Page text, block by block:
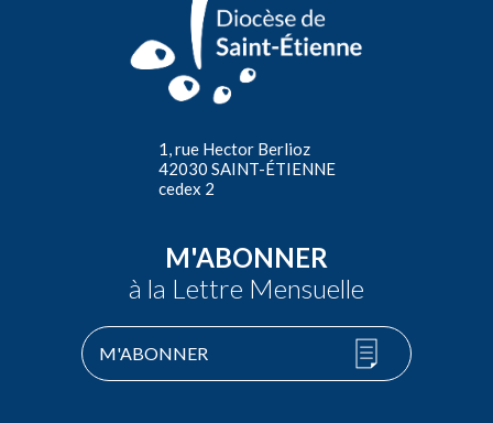
1, rue Hector Berlioz
42030 SAINT-ÉTIENNE
cedex 2
M'ABONNER
à la Lettre Mensuelle
M'ABONNER